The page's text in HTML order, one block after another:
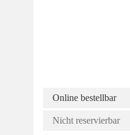
Online bestellbar
Nicht reservierbar